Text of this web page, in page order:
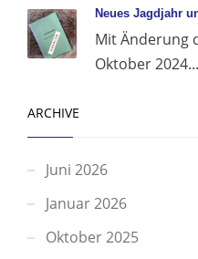
Neues Jagdjahr
Mit Änderung
Oktober 2024...
ARCHIVE
Juni 2026
Januar 2026
Oktober 2025